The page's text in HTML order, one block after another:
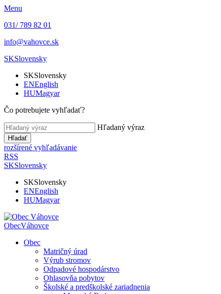
Menu
031/ 789 82 01
info@vahovce.sk
SKSlovensky
SKSlovensky
ENEnglish
HUMagyar
Čo potrebujete vyhľadať?
Hľadaný výraz
Hľadať
rozšírené vyhľadávanie
RSS
SKSlovensky
SKSlovensky
ENEnglish
HUMagyar
ObecVáhovce
Obec
Matričný úrad
Výrub stromov
Odpadové hospodárstvo
Ohlasovňa pobytov
Školské a predškolské zariadnenia